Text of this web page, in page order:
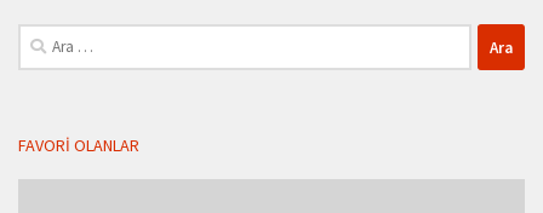
Arama:
FAVORI OLANLAR